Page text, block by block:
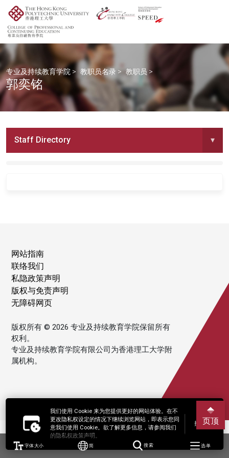
我们使用 Cookie 来为您提供更好的网站体验。在不
更改隐私权设定的情况下继续浏览网站，即表示您同
意我们使用 Cookie。欲了解更多信息，请参阅我们
的隐私权政策声明。
接受
字体大小 简 搜索 选单
专业及持续教育学院 > 教职员名录 > 教职员 >
郭奕铭
Staff Directory ▾
网站指南
联络我们
私隐政策声明
版权与免责声明
无障碍网页
版权所有 © 2026 专业及持续教育学院保留所有
权利。
专业及持续教育学院有限公司为香港理工大学附
属机构。
页顶